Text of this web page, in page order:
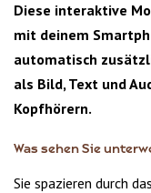
Diese interaktive
mit deinem
automatisch
als Bild, Text und
Kopfhörern.
Was sehen Sie
Sie spazieren durch